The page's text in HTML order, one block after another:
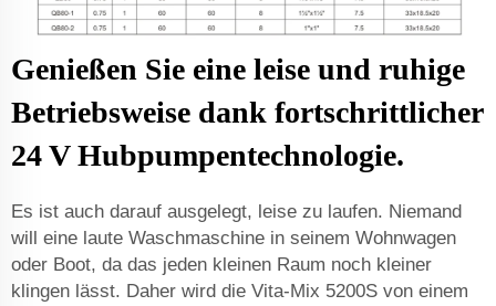
Genießen Sie eine leise und ruhige
Betriebsweise dank fortschrittlicher
24 V Hubpumpentechnologie.
Es ist auch darauf ausgelegt, leise zu laufen. Niemand
will eine laute Waschmaschine in seinem Wohnwagen
oder Boot, da das jeden kleinen Raum noch kleiner
klingen lässt. Daher wird die Vita-Mix 5200S von einem